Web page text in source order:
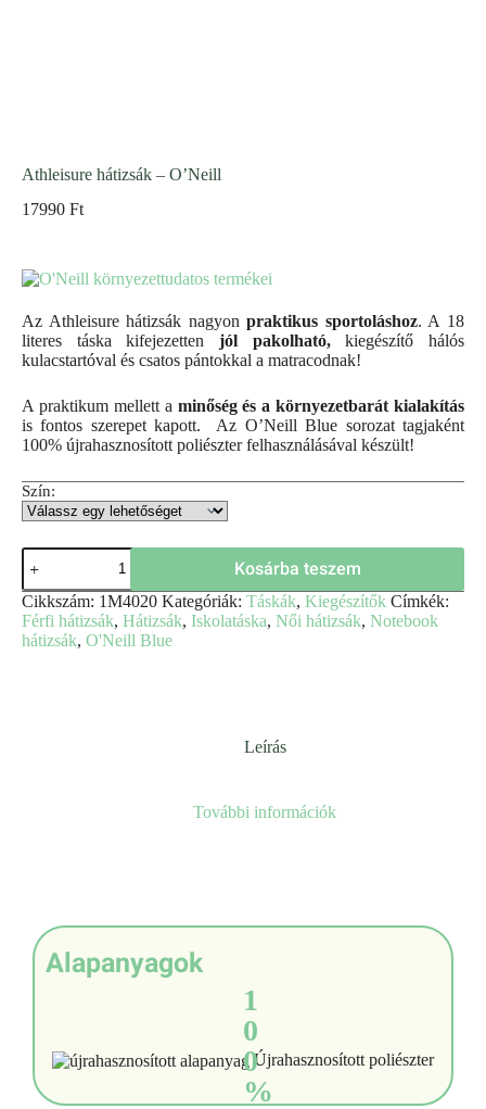
Athleisure hátizsák – O’Neill
17990 Ft
Az Athleisure hátizsák nagyon praktikus sportoláshoz. A 18
literes táska kifejezetten jól pakolható,kiegészítő hálós
kulacstartóval és csatos pántokkal a matracodnak!
A praktikum mellett a minőség és a környezetbarát kialakítás
is fontos szerepet kapott. Az O’Neill Blue sorozat tagjaként
100% újrahasznosított poliészter felhasználásával készült!
Szín:
Kosárba teszem
Cikkszám: 1M4020 Kategóriák: Táskák, Kiegészítők Címkék:
Férfi hátizsák, Hátizsák, Iskolatáska, Női hátizsák, Notebook
hátizsák, O'Neill Blue
Leírás
További információk
Alapanyagok
1
0
0
%
Újrahasznosított poliészter